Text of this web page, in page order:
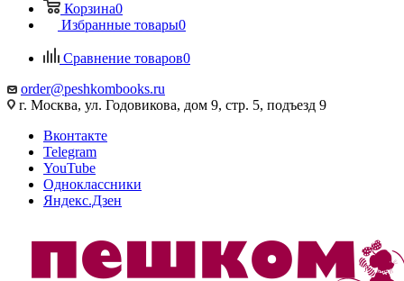
Корзина0
Избранные товары0
Сравнение товаров0
order@peshkombooks.ru
г. Москва, ул. Годовикова, дом 9, стр. 5, подъезд 9
Вконтакте
Telegram
YouTube
Одноклассники
Яндекс.Дзен